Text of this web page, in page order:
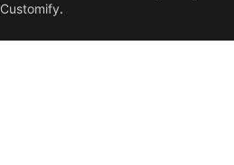
Customify.